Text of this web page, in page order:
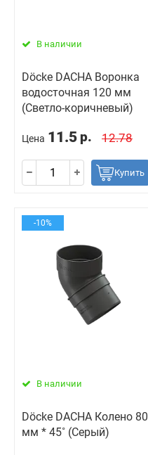
В наличии
Döcke DACHA Воронка
водосточная 120 мм
(Светло-коричневый)
Цена 11.5 р. 12.78
Купить
-10%
В наличии
Döcke DACHA Колено 80
мм * 45˚ (Серый)